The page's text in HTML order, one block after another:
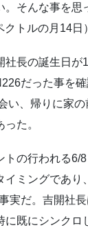
。そんな事を
トルの月14日
社長の誕生日が
だった事を
い、帰りに家
た。
トの行われる6/
イミングであ
実だ。吉開社
に既にシンクロ